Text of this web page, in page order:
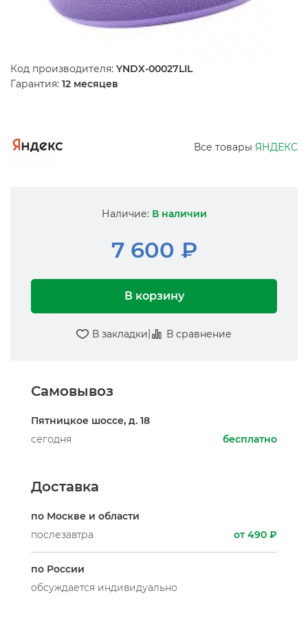
Код производителя: YNDX-00027LIL
Гарантия: 12 месяцев
Все товары ЯНДЕКС
Наличие: В наличии
7 600 ₽
В корзину
В закладки| В сравнение
Самовывоз
Пятницкое шоссе, д. 18
сегодня
бесплатно
Доставка
по Москве и области
послезавтра
от 490 ₽
по России
обсуждается индивидуально